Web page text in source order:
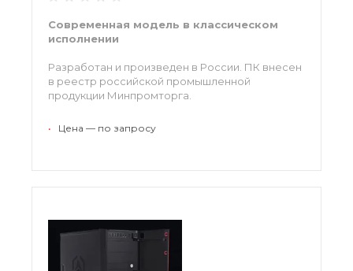
Современная модель в классическом
исполнении
Разработан и произведен в России. ПК внесен
в реестр российской промышленной
продукции Минпромторга.
• Цена — по запросу